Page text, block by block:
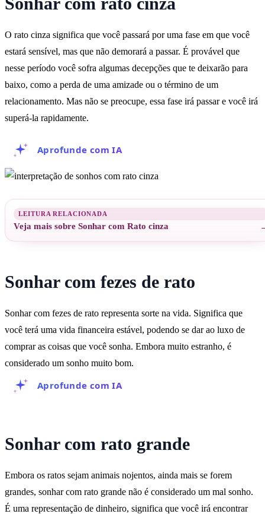
O rato cinza significa que você passará por uma fase em que você
estará sensível, mas que não demorará a passar. É provável que
nesse período você sofra algumas decepções que te deixarão para
baixo, como a perda de uma amizade ou o término de um
relacionamento. Mas não se preocupe, essa fase irá passar e você irá
superá-la rapidamente.
Aprofunde com IA
Veja mais sobre Sonhar com Rato cinza
Sonhar com fezes de rato
Sonhar com fezes de rato representa sorte na vida. Significa que
você terá uma vida financeira estável, podendo se dar ao luxo de
comprar as coisas que você sonha. Embora muito estranho, é
considerado um sonho muito bom.
Aprofunde com IA
Sonhar com rato grande
Embora os ratos sejam animais nojentos, ainda mais se forem
grandes, sonhar com rato grande não é considerado um mal sonho.
É uma representação de dinheiro, significa que você irá encontrar